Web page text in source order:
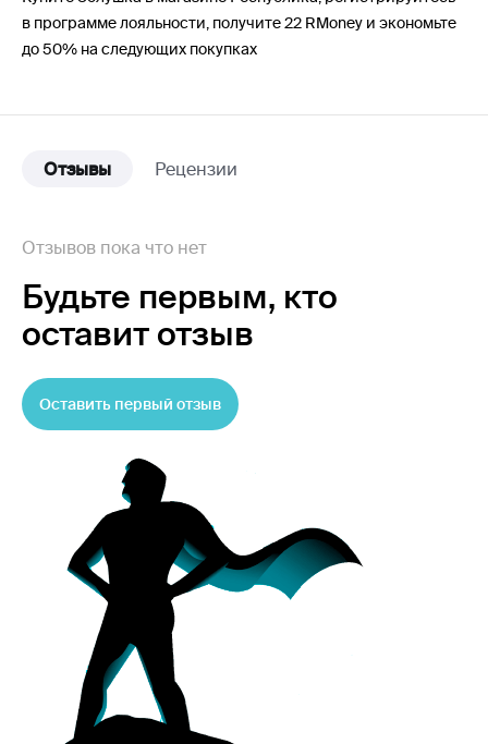
в программе лояльности, получите 22 RMoney и экономьте
до 50% на следующих покупках
Отзывы Рецензии
Отзывов пока что нет
Будьте первым, кто
оставит отзыв
Оставить первый отзыв